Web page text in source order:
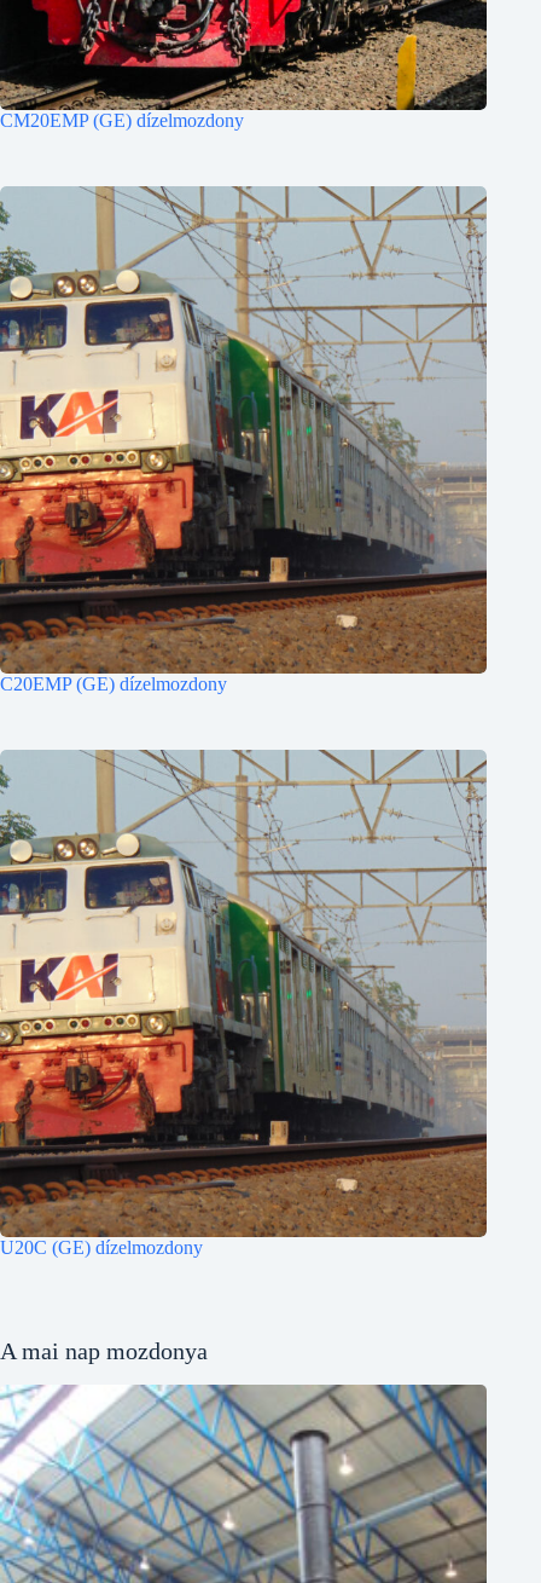
CM20EMP (GE) dízelmozdony
C20EMP (GE) dízelmozdony
U20C (GE) dízelmozdony
A mai nap mozdonya